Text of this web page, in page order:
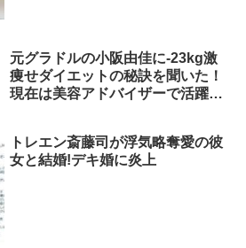
元グラドルの小阪由佳に-23kg激
痩せダイエットの秘訣を聞いた！
現在は美容アドバイザーで活躍
トレエン斎藤司が浮気略奪愛の彼
女と結婚!デキ婚に炎上